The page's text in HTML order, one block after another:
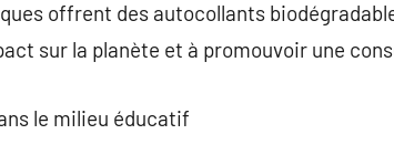
offrent des autocollants
sur la planète et à promouvoir une
le milieu éducatif